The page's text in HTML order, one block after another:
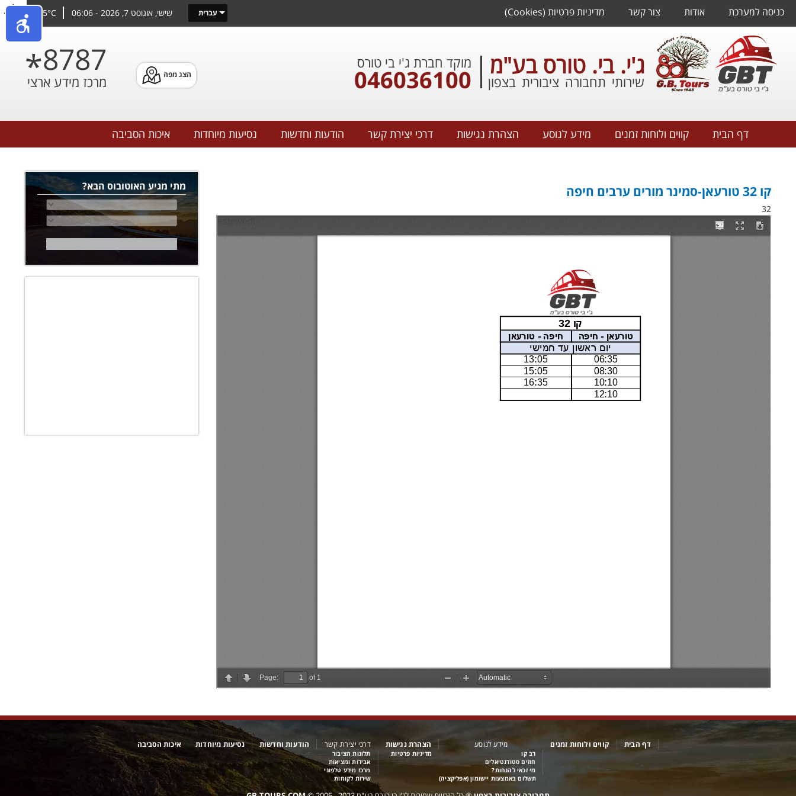
כניסה למערכת אודות צור קשר מדיניות פרטיות (Cookies) 25°C שישי, אוגוסט 7, 2026 - 06:06 עברית
*8787
מרכז מידע ארצי הצג מפה ג'י. בי. טורס בע"מ
שירותי תחבורה ציבורית בצפון
מוקד חברת ג'י בי טורס
046036100
דף הבית קווים ולוחות זמנים מידע לנוסע הצהרת נגישות דרכי יצירת קשר הודעות וחדשות נסיעות מיוחדות איכות הסביבה
הינך נמצא כאן
קו 32 טורעאן-סמינר מורים ערבים חיפה
32
מתי מגיע האוטובוס הבא?
דף הבית קווים ולוחות זמנים מידע לנוסע
רב קו
חוזים סטודנטיאלים
מי זכאי להנחות?
תשלום באמצעות יישומון (אפליקציה)
הצהרת נגישות
מדיניות פרטיות
דרכי יצירת קשר
תלונות הציבור
אבידות ומציאות
מרכז מידע טלפוני
שירות לקוחות
הודעות וחדשות נסיעות מיוחדות איכות הסביבה